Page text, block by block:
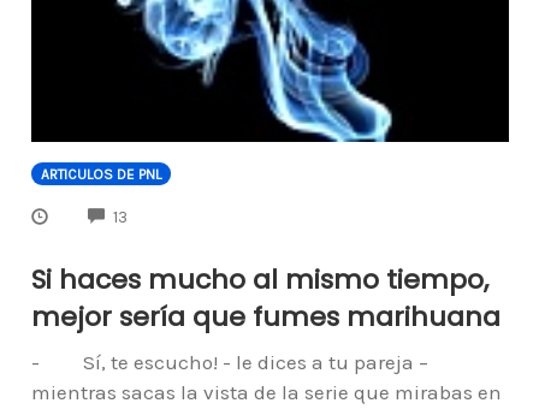
ARTICULOS DE PNL
13
Si haces mucho al mismo tiempo,
mejor sería que fumes marihuana
- Sí, te escucho! - le dices a tu pareja –
mientras sacas la vista de la serie que mirabas en